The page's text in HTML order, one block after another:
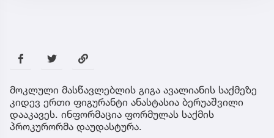
მოკლული მასწავლებლის გიგა ავალიანის საქმეზე
კიდევ ერთი ფიგურანტი ანასტასია ბერუაშვილი
დააკავეს. ინფორმაცია ფორმულას საქმის
პროკურორმა დაუდასტურა.